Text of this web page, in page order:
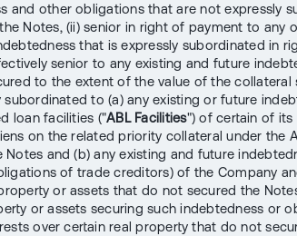
and other obligations that are not expressly
Notes, (ii) senior in right of payment to any
that is expressly subordinated in
senior to any existing and future
to the extent of the value of the collateral
subordinated to (a) any existing or future
loan facilities ("ABL Facilities") of certain of its
on the related priority collateral under the
Notes and (b) any existing and future
of trade creditors) of the Company
or assets that do not secured the
or assets securing such indebtedness or
over certain real property that do not